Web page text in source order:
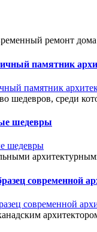
ремонт дома
памятник
шедевров, среди
шедевры
современной